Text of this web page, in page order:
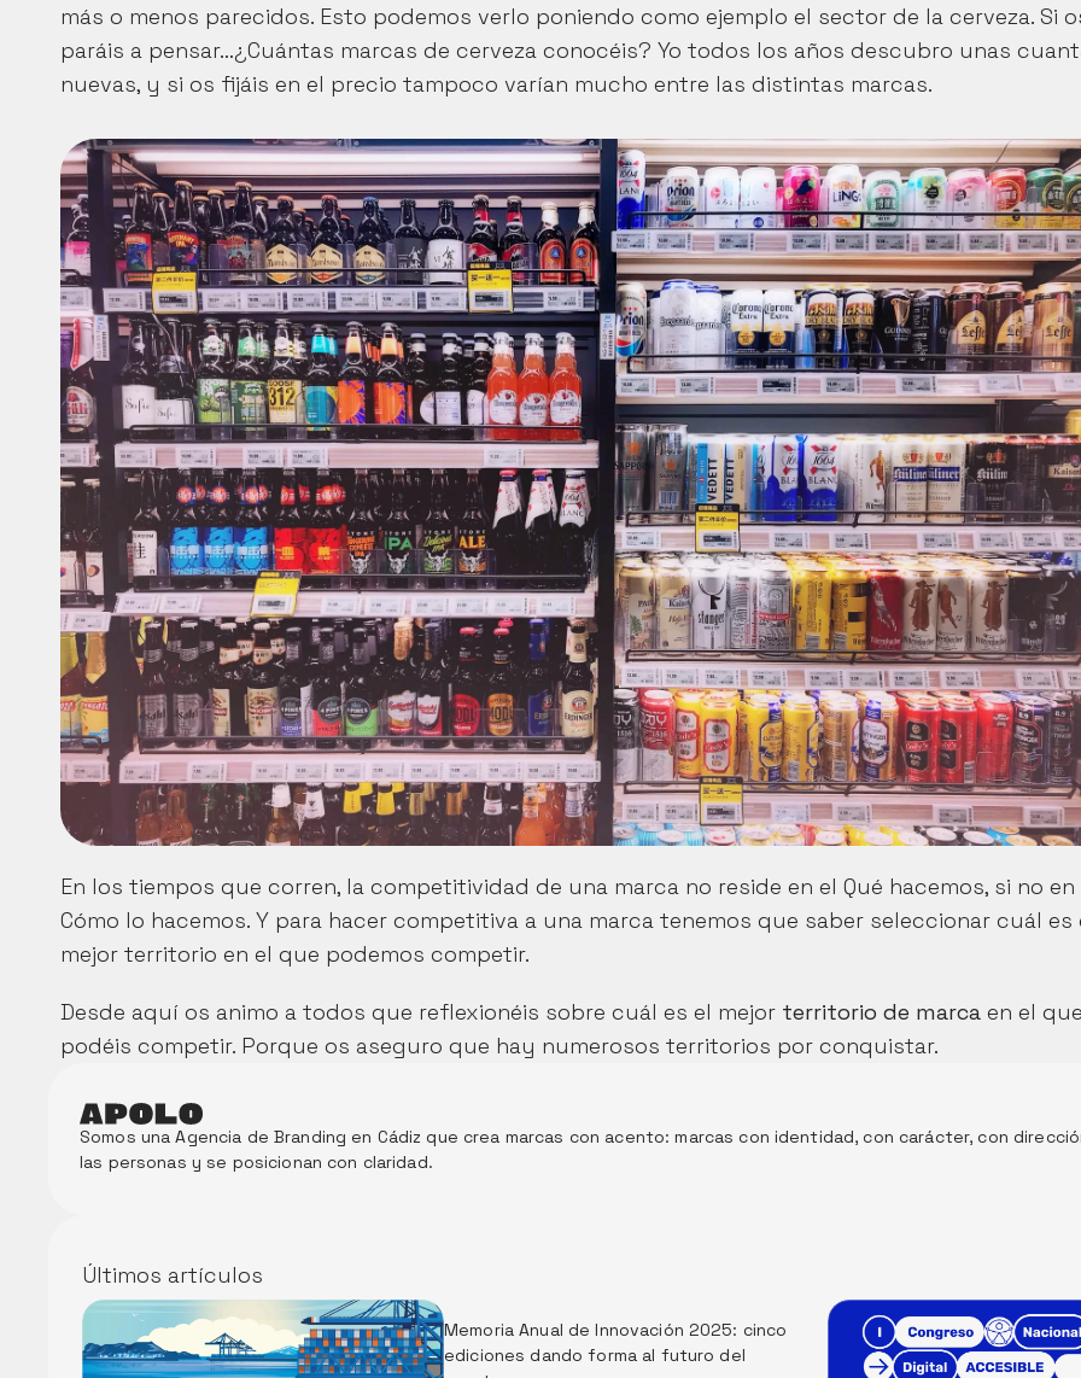
Somos una Agencia de Branding en Cádiz que crea marcas con acento: marcas con identidad, con carácter, con
las personas y se posicionan con claridad.
más o menos parecidos. Esto podemos verlo poniendo como ejemplo el sector de la cerveza. Si
paráis a pensar…¿Cuántas marcas de cerveza conocéis? Yo todos los años descubro unas
nuevas, y si os fijáis en el precio tampoco varían mucho entre las distintas marcas.
En los tiempos que corren, la competitividad de una marca no reside en el Qué hacemos, si no en
Cómo lo hacemos. Y para hacer competitiva a una marca tenemos que saber seleccionar cuál es
mejor territorio en el que podemos competir.
Desde aquí os animo a todos que reflexionéis sobre cuál es el mejor territorio de marca en el
podéis competir. Porque os aseguro que hay numerosos territorios por conquistar.
Últimos artículos
Memoria Anual de Innovación 2025: cinco
ediciones dando forma al futuro del